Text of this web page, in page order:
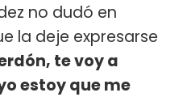
no dudó en
la deje expresarse
te voy a
estoy que me